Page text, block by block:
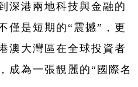
深港兩地科技與金融的
僅是短期的“震撼”，更
澳大灣區在全球投資者
成為一張靚麗的“國際名